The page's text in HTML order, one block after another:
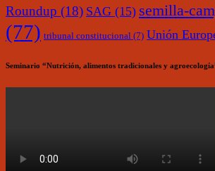
Roundup (18) SAG (15) semilla-
(77) tribunal constitucional (7) Unión
Seminario “Nutrición, alimentos tradicionales y